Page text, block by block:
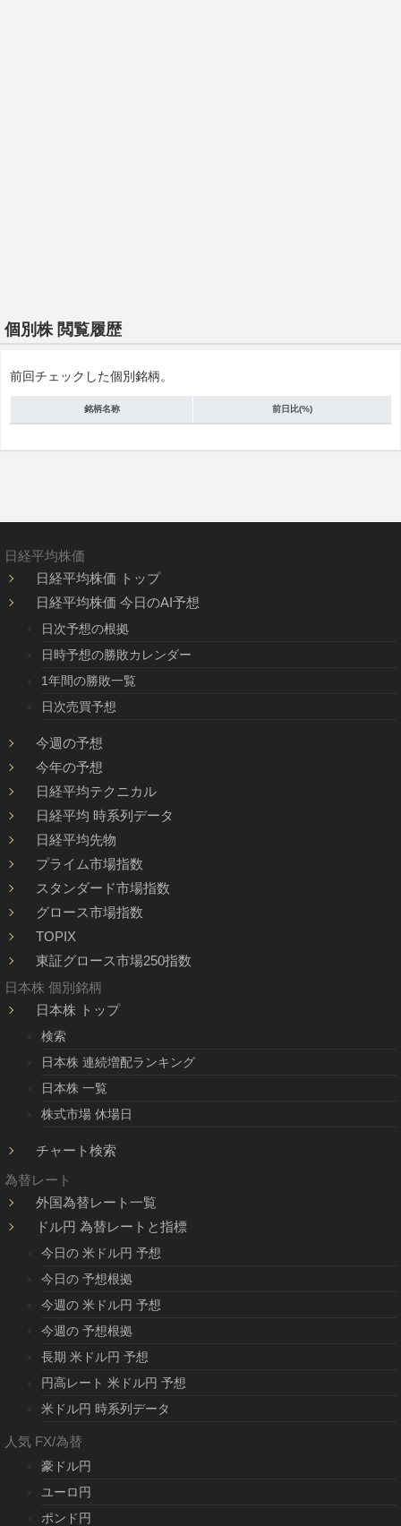
個別株 閲覧履歴
前回チェックした個別銘柄。
銘柄名称 前日比(%)
日経平均株価
日経平均株価 トップ
日経平均株価 今日のAI予想
日次予想の根拠
日時予想の勝敗カレンダー
1年間の勝敗一覧
日次売買予想
今週の予想
今年の予想
日経平均テクニカル
日経平均 時系列データ
日経平均先物
プライム市場指数
スタンダード市場指数
グロース市場指数
TOPIX
東証グロース市場250指数
日本株 個別銘柄
日本株 トップ
検索
日本株 連続増配ランキング
日本株 一覧
株式市場 休場日
チャート検索
為替レート
外国為替レート一覧
ドル円 為替レートと指標
今日の 米ドル円 予想
今日の 予想根拠
今週の 米ドル円 予想
今週の 予想根拠
長期 米ドル円 予想
円高レート 米ドル円 予想
米ドル円 時系列データ
人気 FX/為替
豪ドル円
ユーロ円
ポンド円